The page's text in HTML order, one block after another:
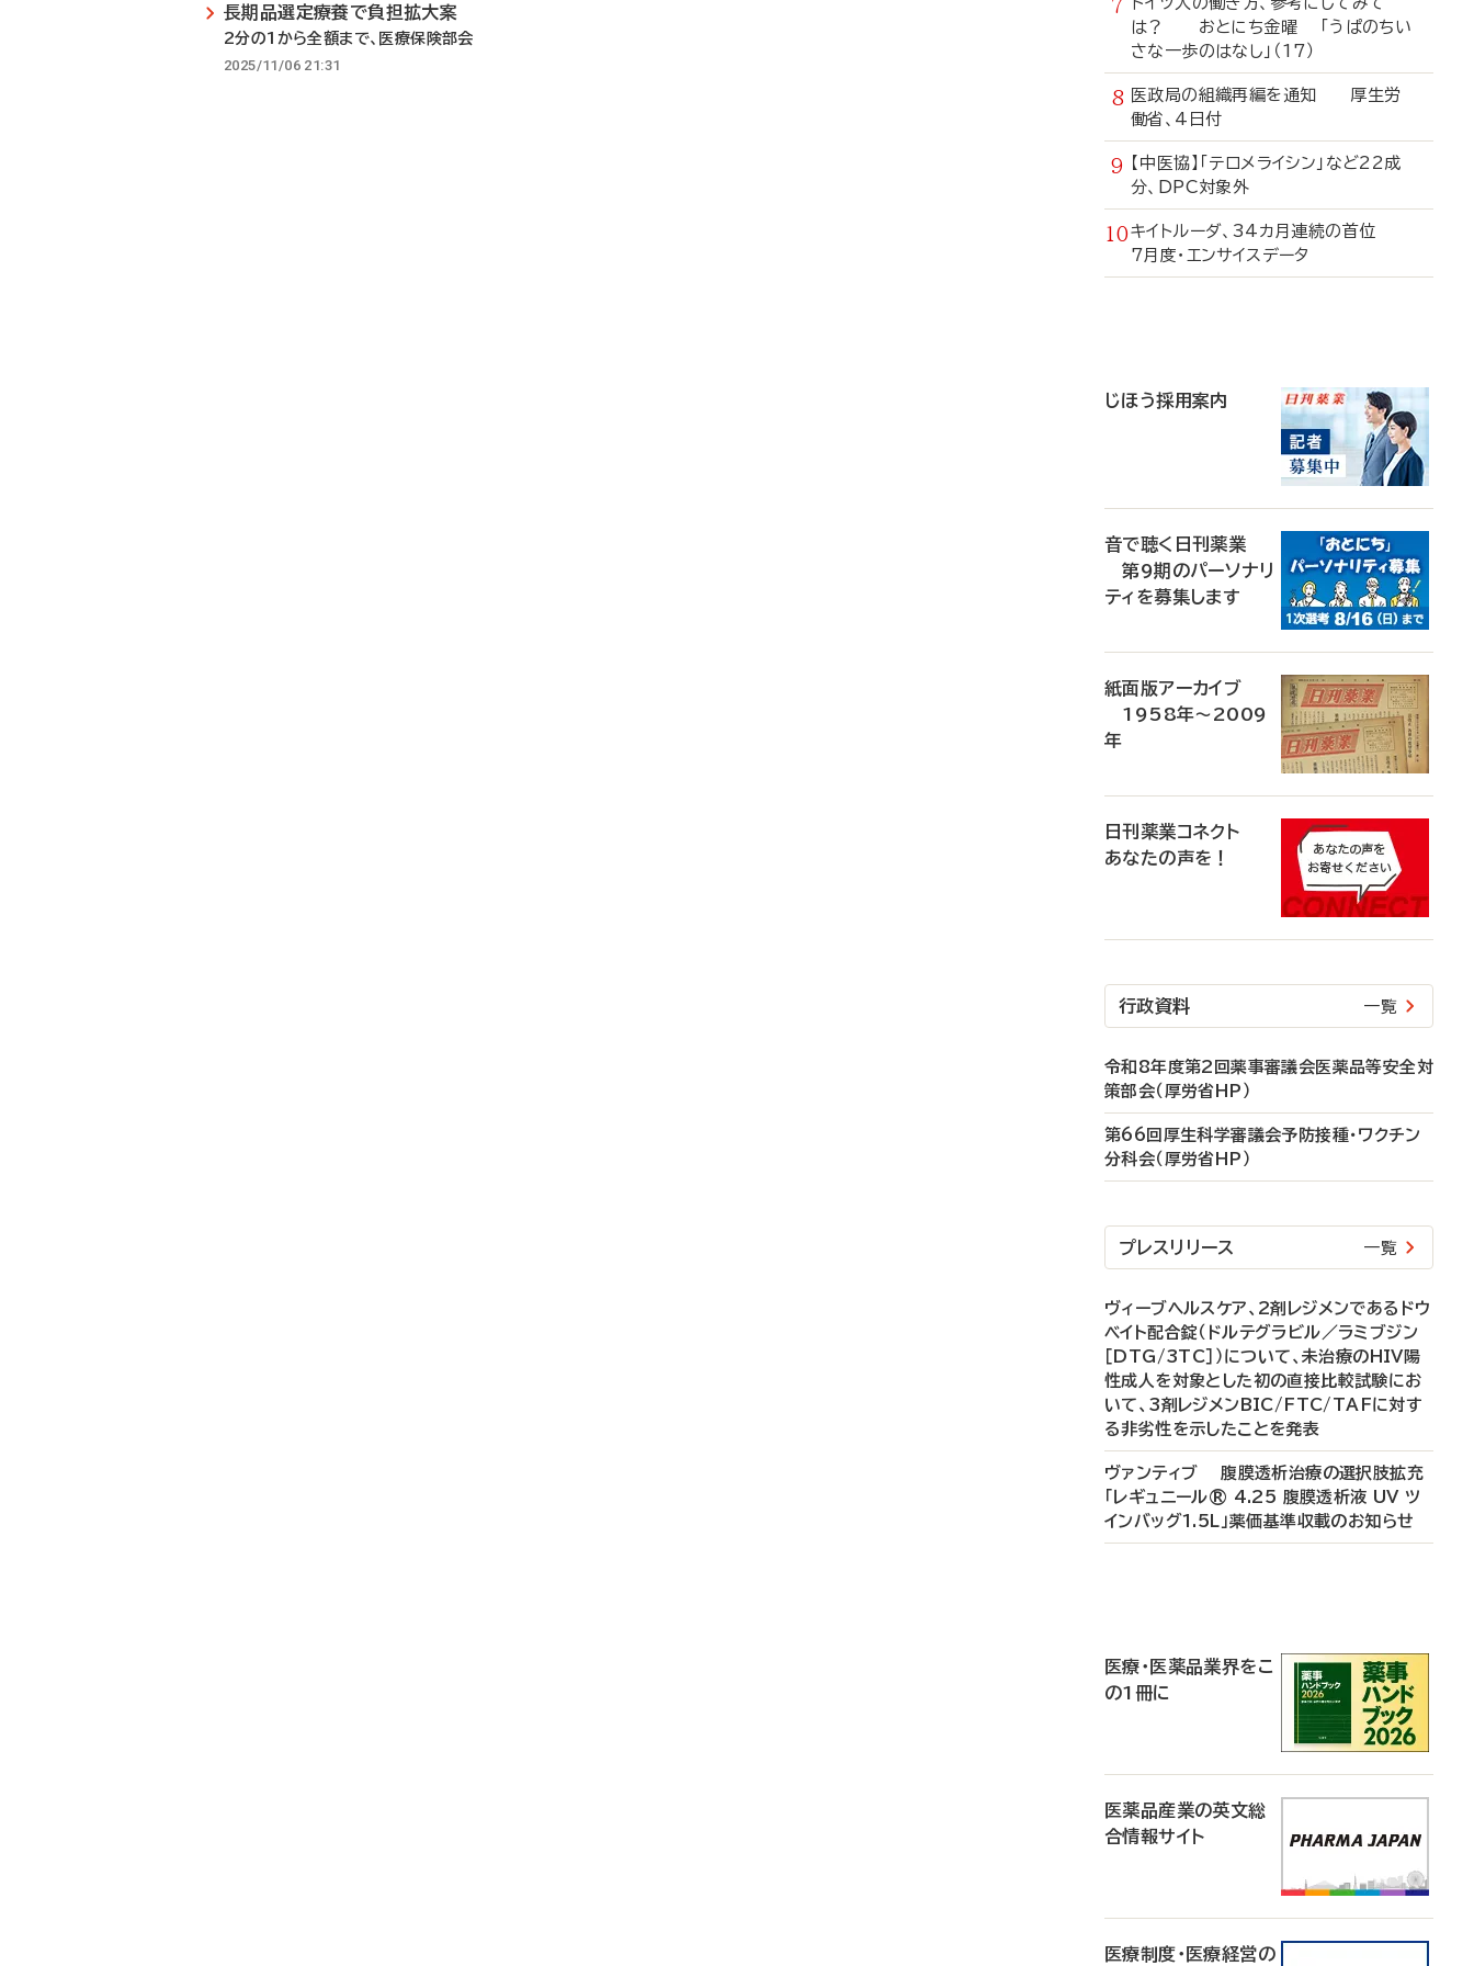
長期品選定療養で負担拡大案
2分の1から全額まで、医療保険部会
2025/11/06 21:31
は？ おとにち金曜 「うぱのちい
さな一歩のはなし」（17）
医政局の組織再編を通知 厚生労
働省、4日付
【中医協】「テロメライシン」など22成
分、DPC対象外
キイトルーダ、34カ月連続の首位
7月度・エンサイスデータ
じほう採用案内
音で聴く日刊薬業
第9期のパーソナリ
ティを募集します
紙面版アーカイブ
1958年～2009
年
日刊薬業コネクト
あなたの声を！
行政資料 一覧
令和8年度第2回薬事審議会医薬品等安全対
策部会（厚労省HP）
第66回厚生科学審議会予防接種・ワクチン
分科会（厚労省HP）
プレスリリース 一覧
ヴィーブヘルスケア、2剤レジメンであるドウ
ベイト配合錠（ドルテグラビル／ラミブジン
［DTG/3TC］）について、未治療のHIV陽
性成人を対象とした初の直接比較試験にお
いて、3剤レジメンBIC/FTC/TAFに対す
る非劣性を示したことを発表
ヴァンティブ 腹膜透析治療の選択肢拡充
「レギュニール® 4.25 腹膜透析液 UV ツ
インバッグ1.5L」薬価基準収載のお知らせ
医療・医薬品業界をこ
の1冊に
医薬品産業の英文総
合情報サイト
医療制度・医療経営の